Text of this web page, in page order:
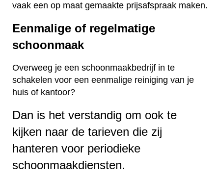
vaak een op maat gemaakte prijsafspraak maken.
Eenmalige of regelmatige
schoonmaak
Overweeg je een schoonmaakbedrijf in te
schakelen voor een eenmalige reiniging van je
huis of kantoor?
Dan is het verstandig om ook te
kijken naar de tarieven die zij
hanteren voor periodieke
schoonmaakdiensten.